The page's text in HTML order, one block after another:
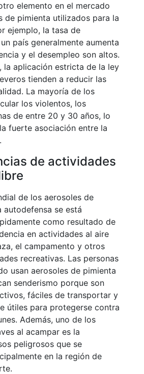
elemento en el mercado
de pimienta utilizados para la
ejemplo, la tasa de
país generalmente aumenta
y el desempleo son altos.
la aplicación estricta de la ley
tienden a reducir las
La mayoría de los
los violentos, los
de entre 20 y 30 años, lo
fuerte asociación entre la
de actividades
de los aerosoles de
autodefensa se está
como resultado de
en actividades al aire
el campamento y otros
recreativas. Las personas
usan aerosoles de pimienta
senderismo porque son
fáciles de transportar y
útiles para protegerse contra
Además, uno de los
al acampar es la
peligrosos que se
en la región de